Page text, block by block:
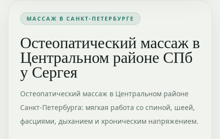
МАССАЖ В САНКТ-ПЕТЕРБУРГЕ
Остеопатический массаж в
Центральном районе СПб
у Сергея
Остеопатический массаж в Центральном районе
Санкт-Петербурга: мягкая работа со спиной, шеей,
фасциями, дыханием и хроническим напряжением.